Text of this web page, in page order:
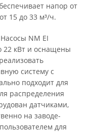
напор от
15 до 33 м³/ч.
NM EI
22 кВт и оснащены
систему с
подходит для
распределения
датчиками,
на заводе-
для